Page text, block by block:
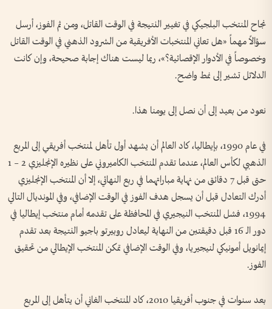
نجاح المنتخب البلجيكي في تغيير النتيجة في الوقت القاتل، ومن ثم الفوز، أرسل
سؤالاً مهماً «هل تعاني المنتخبات الأفريقية من الشرود الذهني في الوقت القاتل
وخصوصاً في الأدوار الإقصائية؟»، ربما ليست هناك إجابة صحيحة، وإن كانت
الدلائل تشير إلى نمط واضح.
نعود من بعيد إلى أن نصل إلى يومنا هذا.
في عام 1990، بإيطاليا، كاد العالم أن يشهد أول تأهل لمنتخب أفريقي إلى المربع
الذهبي لكأس العالم، عندما تقدم المنتخب الكاميروني على نظيره الإنجليزي 2 – 1
حتى قبل 7 دقائق من نهاية مباراتهما في ربع النهائي، إلا أن المنتخب الإنجليزي
أدرك التعادل قبل أن يسجل هدف الفوز في الوقت الإضافي، وفي المونديال التالي
1994، فشل المنتخب النيجيري في المحافظة على تقدمه أمام منتخب إيطاليا في
دور الـ 16 قبل دقيقتين من النهاية ليعادل روبيرتو باجيو النتيجة بعد تقدم
إيمانويل أمونيكي لنيجيريا، وفي الوقت الإضافي تمكن المنتخب الإيطالي من تحقيق
الفوز.
بعد سنوات في جنوب أفريقيا 2010، كاد المنتخب الغاني أن يتأهل إلى المربع